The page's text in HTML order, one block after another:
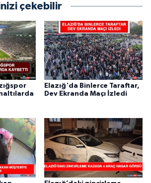
çekebilir
Elazığ'da Binlerce Taraftar,
Dev Ekranda Maçı İzledi